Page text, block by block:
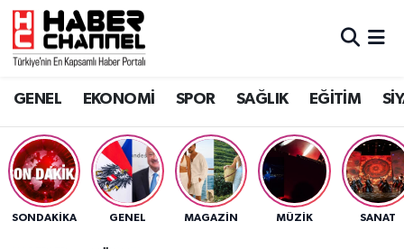
GENEL EKONOMİ SPOR SAĞLIK EĞİTİM
SONDAKIKA GENEL MAGAZİN MÜZİK SANAT
GENEL
SPOR
SAĞLIK
Nöbetçi Eczaneler
Trafik Durumu
Süper Lig Puan Durumu ve Fikstür